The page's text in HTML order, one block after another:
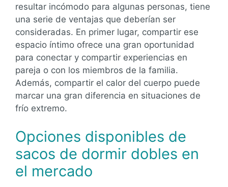
resultar incómodo para algunas personas, tiene
una serie de ventajas que deberían ser
consideradas. En primer lugar, compartir ese
espacio íntimo ofrece una gran oportunidad
para conectar y compartir experiencias en
pareja o con los miembros de la familia.
Además, compartir el calor del cuerpo puede
marcar una gran diferencia en situaciones de
frío extremo.
Opciones disponibles de
sacos de dormir dobles en
el mercado